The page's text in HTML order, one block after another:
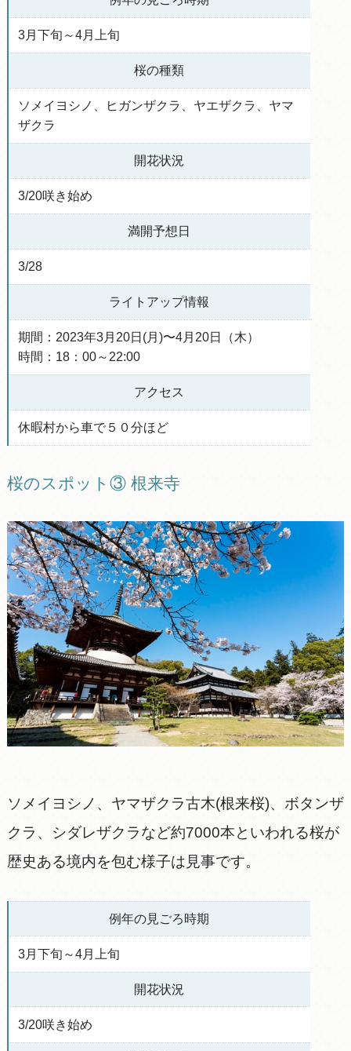
3月下旬～4月上旬
桜の種類
ソメイヨシノ、ヒガンザクラ、ヤエザクラ、ヤマ
ザクラ
開花状況
3/20咲き始め
満開予想日
3/28
ライトアップ情報
期間：2023年3月20日(月)〜4月20日（木）
時間：18：00～22:00
アクセス
休暇村から車で５０分ほど
桜のスポット③ 根来寺
ソメイヨシノ、ヤマザクラ古木(根来桜)、ボタンザ
クラ、シダレザクラなど約7000本といわれる桜が
歴史ある境内を包む様子は見事です。
例年の見ごろ時期
3月下旬～4月上旬
開花状況
3/20咲き始め